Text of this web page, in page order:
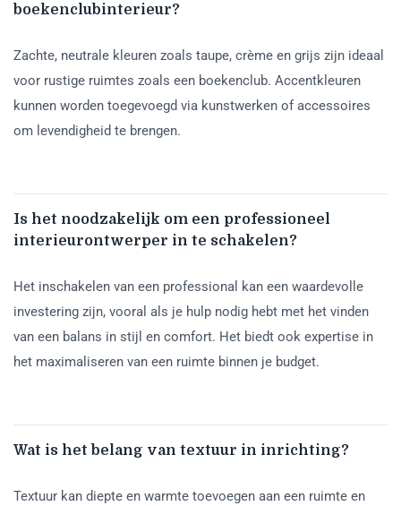
boekenclubinterieur?
Zachte, neutrale kleuren zoals taupe, crème en grijs zijn ideaal
voor rustige ruimtes zoals een boekenclub. Accentkleuren
kunnen worden toegevoegd via kunstwerken of accessoires
om levendigheid te brengen.
Is het noodzakelijk om een professioneel
interieurontwerper in te schakelen?
Het inschakelen van een professional kan een waardevolle
investering zijn, vooral als je hulp nodig hebt met het vinden
van een balans in stijl en comfort. Het biedt ook expertise in
het maximaliseren van een ruimte binnen je budget.
Wat is het belang van textuur in inrichting?
Textuur kan diepte en warmte toevoegen aan een ruimte en